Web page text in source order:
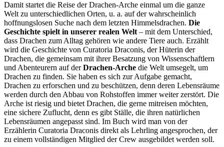
Damit startet die Reise der Drachen-Arche einmal um die ganze
Welt zu unterschiedlichen Orten, u. a. auf der wahrscheinlich
hoffnungslosen Suche nach dem letzten Himmelsdrachen. Die
Geschichte spielt in unserer realen Welt– mit dem Unterschied,
dass Drachen zum Alltag gehören wie andere Tiere auch. Erzählt
wird die Geschichte von Curatoria Draconis, der Hüterin der
Drachen, die gemeinsam mit ihrer Besatzung von Wissenschaftlern
und Abenteurern auf derDrachen-Arche die Welt umsegelt, um
Drachen zu finden. Sie haben es sich zur Aufgabe gemacht,
Drachen zu erforschen und zu beschützen, denn deren Lebensräume
werden durch den Abbau von Rohstoffen immer weiter zerstört. Die
Arche ist riesig und bietet Drachen, die gerne mitreisen möchten,
eine sichere Zuflucht, denn es gibt Ställe, die ihren natürlichen
Lebensräumen angepasst sind. Im Buch wird man von der
Erzählerin Curatoria Draconis direkt als Lehrling angesprochen, der
zu einem vollständigen Mitglied der Crew ausgebildet werden soll.